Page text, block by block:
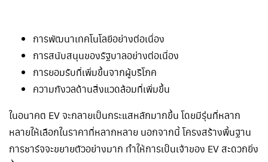
การพัฒนาเทคโนโลยีอย่างต่อเนื่อง
การสนับสนุนของรัฐบาลอย่างต่อเนื่อง
การยอมรับที่เพิ่มขึ้นจากผู้บริโภค
ความกังวลด้านสิ่งแวดล้อมที่เพิ่มขึ้น
ในอนาคต EV จะกลายเป็นกระแสหลักมากขึ้น โดยมีรุ่นที่หลาก
หลายให้เลือกในราคาที่หลากหลาย นอกจากนี้ โครงสร้างพื้นฐาน
การชาร์จจะขยายตัวอย่างมาก ทำให้การเป็นเจ้าของ EV สะดวกยิ่ง